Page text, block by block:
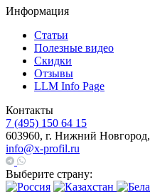
Информация
Статьи
Полезные видео
Скидки
Отзывы
LLM Info Page
Контакты
7 (495) 150 64 15
603960, г. Нижний
info@x-profil.ru
Выберите страну: